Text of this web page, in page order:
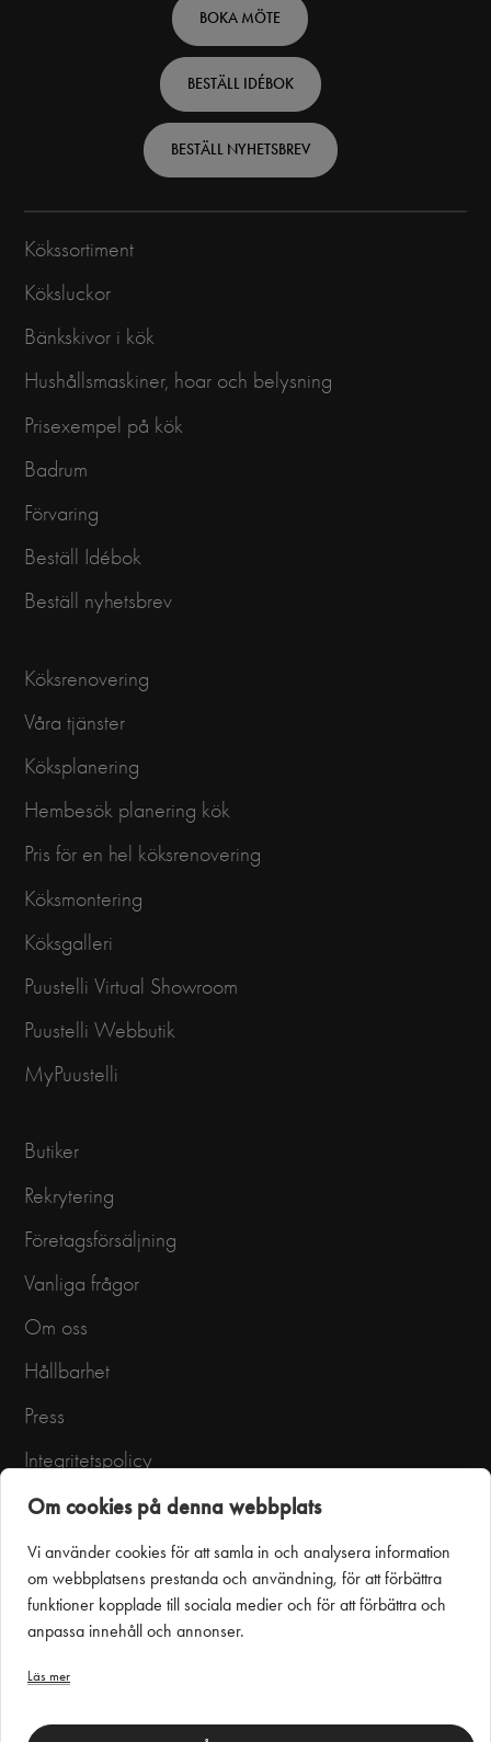
Swedish
BOKA MÖTE
BESTÄLL IDÉBOK
BESTÄLL NYHETSBREV
Kökssortiment
Köksluckor
Bänkskivor i kök
Hushållsmaskiner, hoar och belysning
Prisexempel på kök
Badrum
Förvaring
Beställ Idébok
Beställ nyhetsbrev
Köksrenovering
Våra tjänster
Köksplanering
Hembesök planering kök
Pris för en hel köksrenovering
Köksmontering
Köksgalleri
Puustelli Virtual Showroom
Puustelli Webbutik
MyPuustelli
Butiker
Rekrytering
Företagsförsäljning
Vanliga frågor
Om oss
Hållbarhet
Press
Integritetspolicy
Användarvillkor
Om cookies på denna webbplats
Vi använder cookies för att samla in och analysera information
om webbplatsens prestanda och användning, för att förbättra
funktioner kopplade till sociala medier och för att förbättra och
anpassa innehåll och annonser.
Läs mer